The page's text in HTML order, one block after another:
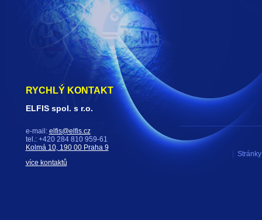
RYCHLÝ KONTAKT
ELFIS spol. s r.o.
e-mail: elfis@elfis.cz
tel.: +420 284 810 959-61
Kolmá 10, 190 00 Praha 9
více kontaktů